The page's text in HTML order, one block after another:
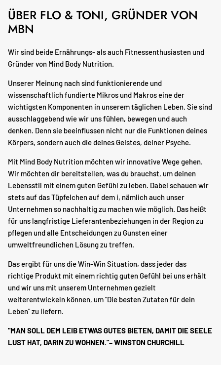
ÜBER FLO & TONI, GRÜNDER VON
MBN
Wir sind beide Ernährungs- als auch Fitnessenthusiasten und
Gründer von Mind Body Nutrition.
Unserer Meinung nach sind funktionierende und
wissenschaftlich fundierte Mikros und Makros eine der
wichtigsten Komponenten in unserem täglichen Leben. Sie sind
ausschlaggebend wie wir uns fühlen, bewegen und auch
denken. Denn sie beeinflussen nicht nur die Funktionen deines
Körpers, sondern auch die deines Geistes, deiner Psyche.
Mit Mind Body Nutrition möchten wir innovative Wege gehen.
Wir möchten dir bereitstellen, was du brauchst, um deinen
Lebensstil mit einem guten Gefühl zu leben. Dabei schauen wir
stets auf das Tüpfelchen auf dem i, nämlich auch unser
Unternehmen so nachhaltig zu machen wie möglich. Das heißt
für uns langfristige Lieferantenbeziehungen in der Region zu
pflegen und alle Entscheidungen zu Gunsten einer
umweltfreundlichen Lösung zu treffen.
Das ergibt für uns die Win-Win Situation, dass jeder das
richtige Produkt mit einem richtig guten Gefühl bei uns erhält
und wir uns mit unserem Unternehmen gezielt
weiterentwickeln können, um "Die besten Zutaten für dein
Leben" zu liefern.
"MAN SOLL DEM LEIB ETWAS GUTES BIETEN, DAMIT DIE SEELE
LUST HAT, DARIN ZU WOHNEN."– WINSTON CHURCHILL